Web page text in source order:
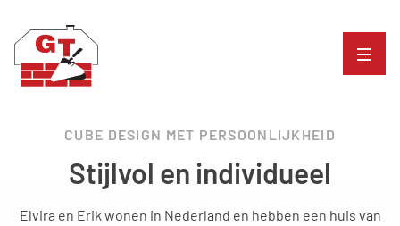
CUBE DESIGN MET PERSOONLIJKHEID
Stijlvol en individueel
Elvira en Erik wonen in Nederland en hebben een huis van